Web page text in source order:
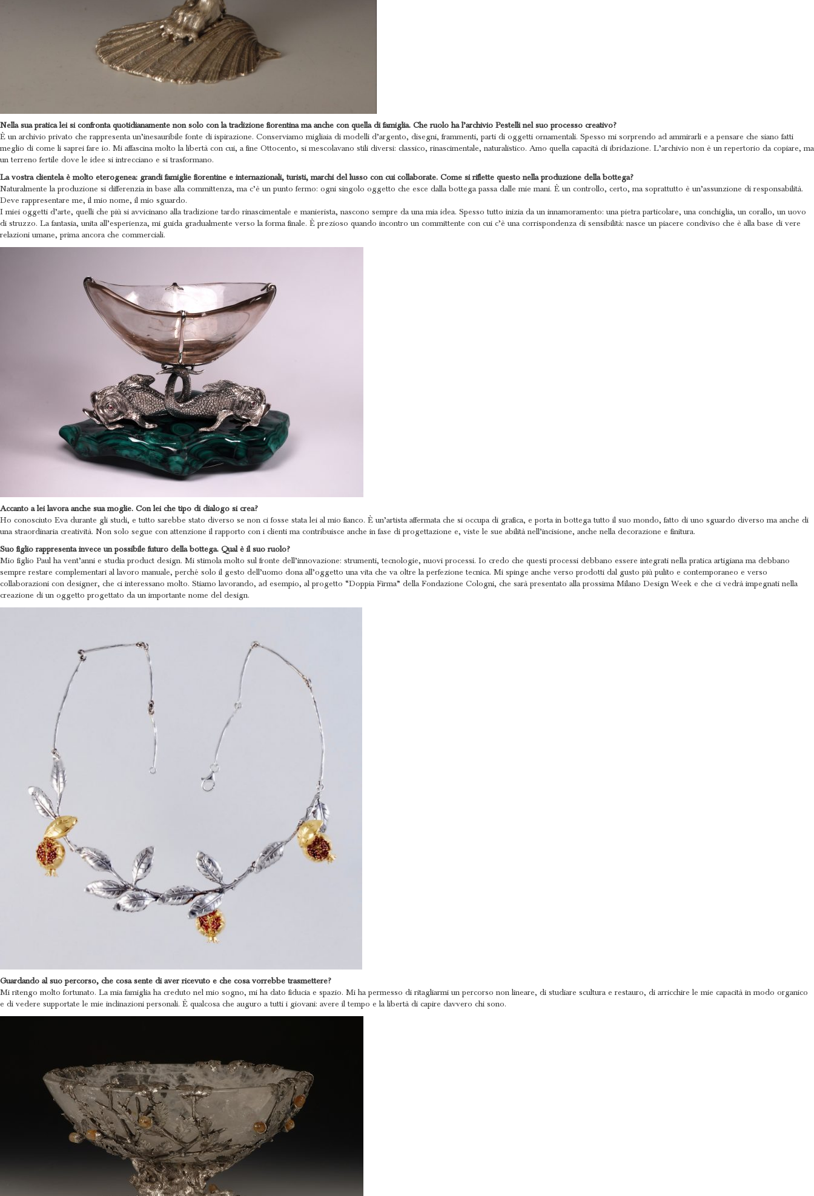
Nella sua pratica lei si confronta quotidianamente non solo con la tradizione fiorentina ma anche con quella di famiglia. Che ruolo ha l’archivio Pestelli nel suo processo creativo?
È un archivio privato che rappresenta un’inesauribile fonte di ispirazione. Conserviamo migliaia di modelli d’argento, disegni, frammenti, parti di oggetti ornamentali. Spesso mi sorprendo ad ammirarli e a pensare che siano fatti
meglio di come li saprei fare io. Mi affascina molto la libertà con cui, a fine Ottocento, si mescolavano stili diversi: classico, rinascimentale, naturalistico. Amo quella capacità di ibridazione. L’archivio non è un repertorio da copiare, ma
un terreno fertile dove le idee si intrecciano e si trasformano.
La vostra clientela è molto eterogenea: grandi famiglie fiorentine e internazionali, turisti, marchi del lusso con cui collaborate. Come si riflette questo nella produzione della bottega?
Naturalmente la produzione si differenzia in base alla committenza, ma c’è un punto fermo: ogni singolo oggetto che esce dalla bottega passa dalle mie mani. È un controllo, certo, ma soprattutto è un’assunzione di responsabilità.
Deve rappresentare me, il mio nome, il mio sguardo.
I miei oggetti d’arte, quelli che più si avvicinano alla tradizione tardo rinascimentale e manierista, nascono sempre da una mia idea. Spesso tutto inizia da un innamoramento: una pietra particolare, una conchiglia, un corallo, un uovo
di struzzo. La fantasia, unita all’esperienza, mi guida gradualmente verso la forma finale. È prezioso quando incontro un committente con cui c’è una corrispondenza di sensibilità: nasce un piacere condiviso che è alla base di vere
relazioni umane, prima ancora che commerciali.
Accanto a lei lavora anche sua moglie. Con lei che tipo di dialogo si crea?
Ho conosciuto Eva durante gli studi, e tutto sarebbe stato diverso se non ci fosse stata lei al mio fianco. È un’artista affermata che si occupa di grafica, e porta in bottega tutto il suo mondo, fatto di uno sguardo diverso ma anche di
una straordinaria creatività. Non solo segue con attenzione il rapporto con i clienti ma contribuisce anche in fase di progettazione e, viste le sue abilità nell’incisione, anche nella decorazione e finitura.
Suo figlio rappresenta invece un possibile futuro della bottega. Qual è il suo ruolo?
Mio figlio Paul ha vent’anni e studia product design. Mi stimola molto sul fronte dell’innovazione: strumenti, tecnologie, nuovi processi. Io credo che questi processi debbano essere integrati nella pratica artigiana ma debbano
sempre restare complementari al lavoro manuale, perché solo il gesto dell’uomo dona all’oggetto una vita che va oltre la perfezione tecnica. Mi spinge anche verso prodotti dal gusto più pulito e contemporaneo e verso
collaborazioni con designer, che ci interessano molto. Stiamo lavorando, ad esempio, al progetto “Doppia Firma” della Fondazione Cologni, che sarà presentato alla prossima Milano Design Week e che ci vedrà impegnati nella
creazione di un oggetto progettato da un importante nome del design.
Guardando al suo percorso, che cosa sente di aver ricevuto e che cosa vorrebbe trasmettere?
Mi ritengo molto fortunato. La mia famiglia ha creduto nel mio sogno, mi ha dato fiducia e spazio. Mi ha permesso di ritagliarmi un percorso non lineare, di studiare scultura e restauro, di arricchire le mie capacità in modo organico
e di vedere supportate le mie inclinazioni personali. È qualcosa che auguro a tutti i giovani: avere il tempo e la libertà di capire davvero chi sono.